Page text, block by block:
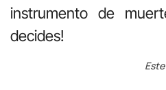
instrumento de
decides!